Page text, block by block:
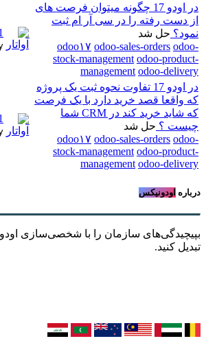
در اودو 17 چگونه میتوان فرصت های
از دست رفته را در سی آر ام ثبت
نمود؟ حل شد
odoo۱۷ odoo-sales-orders odoo-
stock-management odoo-product-
management odoo-delivery
در اودو 17 تفاوت نحوه ثبت یک پروژه
که واقعا قصد خرید دارد با یک فرصت
که شاید خرید کند در CRM شما
چیست ؟ حل شد
odoo۱۷ odoo-sales-orders odoo-
stock-management odoo-product-
management odoo-delivery
درباره اودونیکس
بپیچیدگی‌های سازمان را با شخصی‌سازی
تبدیل کنید.